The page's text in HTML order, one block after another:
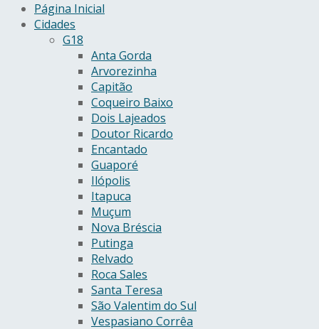
Página Inicial
Cidades
G18
Anta Gorda
Arvorezinha
Capitão
Coqueiro Baixo
Dois Lajeados
Doutor Ricardo
Encantado
Guaporé
Ilópolis
Itapuca
Muçum
Nova Bréscia
Putinga
Relvado
Roca Sales
Santa Teresa
São Valentim do Sul
Vespasiano Corrêa